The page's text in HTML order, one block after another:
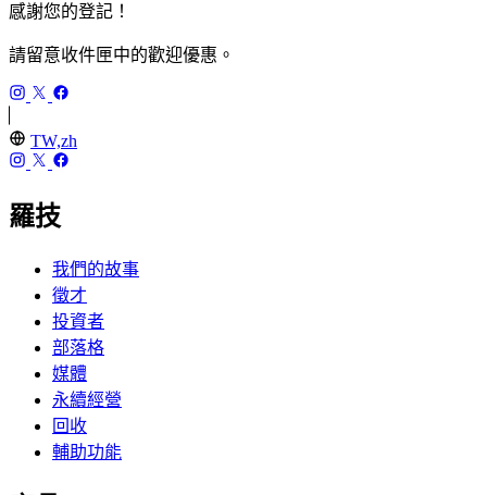
感謝您的登記！
請留意收件匣中的歡迎優惠。
TW,zh
羅技
我們的故事
徵才
投資者
部落格
媒體
永續經營
回收
輔助功能